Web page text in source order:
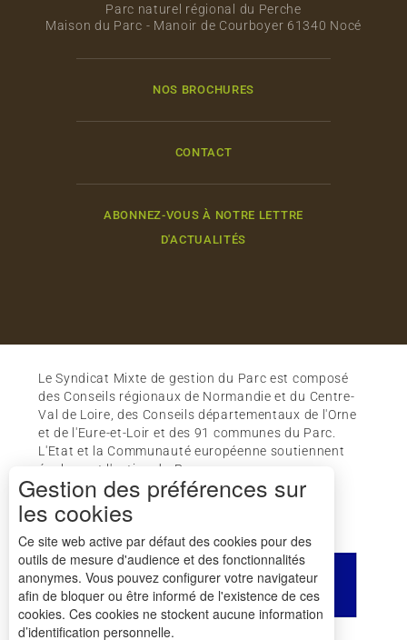
Parc naturel régional du Perche
Maison du Parc - Manoir de Courboyer 61340 Nocé
NOS BROCHURES
CONTACT
ABONNEZ-VOUS À NOTRE LETTRE
D'ACTUALITÉS
Le Syndicat Mixte de gestion du Parc est composé
des Conseils régionaux de Normandie et du Centre-
Val de Loire, des Conseils départementaux de l'Orne
et de l'Eure-et-Loir et des 91 communes du Parc.
L'Etat et la Communauté européenne soutiennent
également l'action du Parc.
Gestion des préférences sur
les cookies
Ce site web active par défaut des cookies pour des
outils de mesure d'audience et des fonctionnalités
anonymes. Vous pouvez configurer votre navigateur
afin de bloquer ou être informé de l'existence de ces
cookies. Ces cookies ne stockent aucune information
d’identification personnelle.